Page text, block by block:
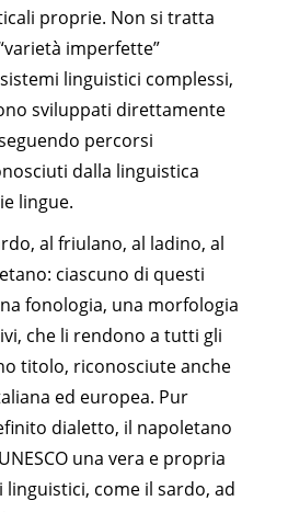
proprie. Non si tratta
imperfette”
linguistici complessi,
sviluppati direttamente
percorsi
dalla linguistica
lingue.
al friulano, al ladino, al
ciascuno di questi
fonologia, una morfologia
che li rendono a tutti gli
titolo, riconosciute anche
ed europea. Pur
dialetto, il napoletano
una vera e propria
come il sardo, ad